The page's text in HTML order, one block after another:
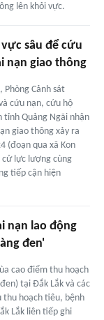
lên khỏi vực.
sâu để cứu
nạn giao thông
Phòng Cảnh sát
cứu nạn, cứu hộ
tỉnh Quảng Ngãi nhận
giao thông xảy ra
(đoạn qua xã Kon
lực lượng cùng
tiếp cận hiện
nạn lao động
đen'
cao điểm thu hoạch
tại Đắk Lắk và các
thu hoạch tiêu, bệnh
Lắk liên tiếp ghi